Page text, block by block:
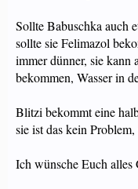
Sollte Babuschka auch
sollte sie Felimazol
immer dünner, sie kann
bekommen, Wasser in
Blitzi bekommt eine
sie ist das kein
Ich wünsche Euch alles